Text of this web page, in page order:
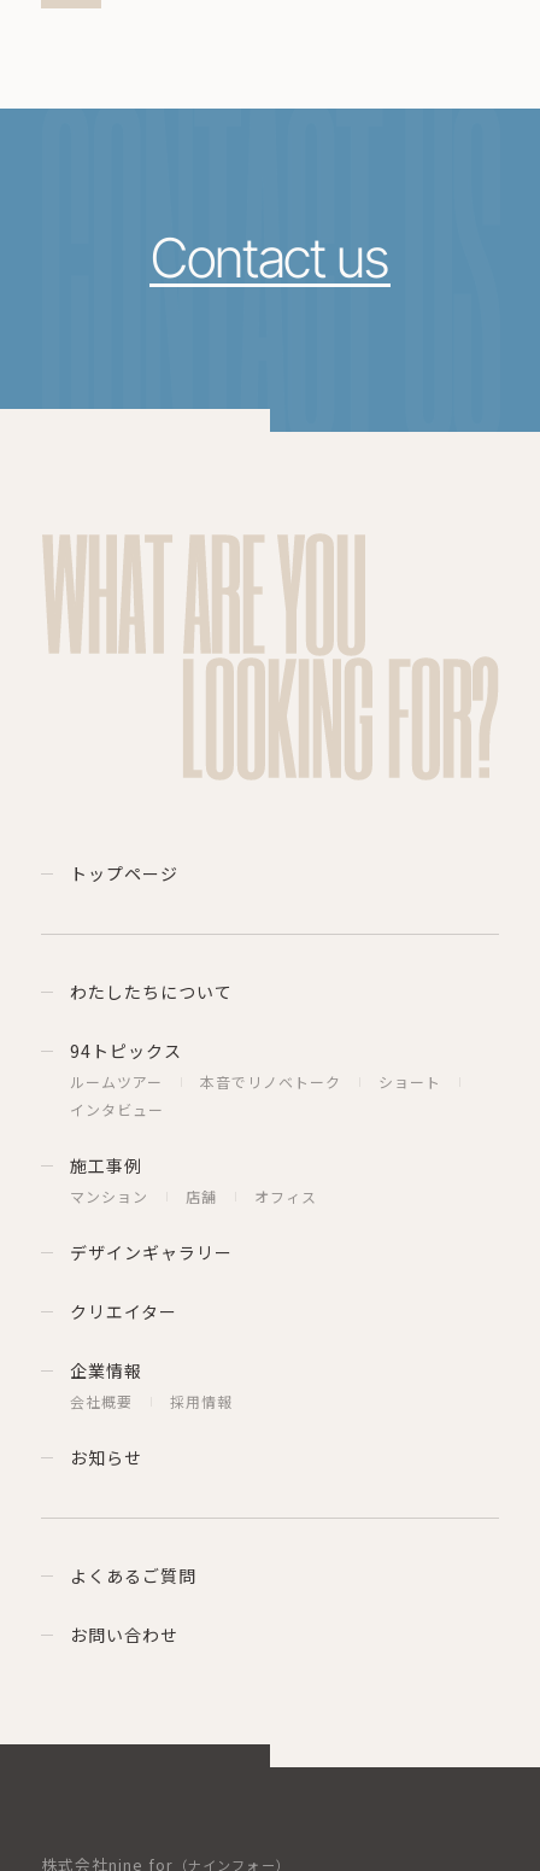
CONTACT US
Contact us
WHAT ARE YOU
LOOKING FOR?
トップページ
わたしたちについて
94トピックス
ルームツアー 本音でリノベトーク
ショート
インタビュー
施工事例
マンション 店舗 オフィス
デザインギャラリー
クリエイター
企業情報
会社概要 採用情報
お知らせ
よくあるご質問
お問い合わせ
株式会社nine for （ナインフォー）